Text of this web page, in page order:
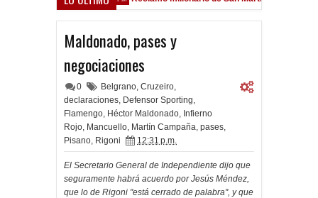
Maldonado, pases y
negociaciones
0 Belgrano, Cruzeiro,
declaraciones, Defensor Sporting,
Flamengo, Héctor Maldonado, Infierno
Rojo, Mancuello, Martín Campaña, pases,
Pisano, Rigoni 12:31 p.m.
El Secretario General de Independiente dijo que
seguramente habrá acuerdo por Jesús Méndez,
que lo de Rigoni "está cerrado de palabra", y que